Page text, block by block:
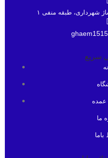
شهرداری، طبقه منفی ۱
سریع
ما
باما